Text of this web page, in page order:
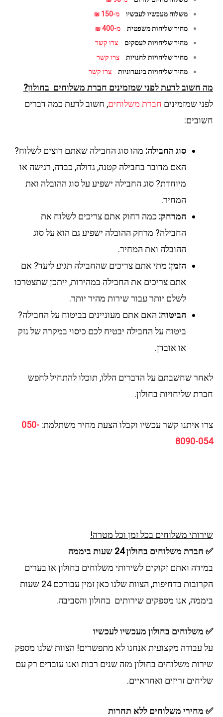
משלוח מעכשיו לעכשיו
מ-150 ₪
מחיר שליחות משפטית
מ-400 ₪
מחיר שליחויות לעסקים
צרו קשר
מחיר שליחויות לחנויות
צרו קשר
מחיר שליחויות בינערוניות
צרו קשר
חשוב לדעת לפני שמזמינים חברת משלוחים בחולון?
שמזמיניםחברת משלוחים, חשוב לדעת כמה דברים
סוג החבילה:מהו סוג החבילה שאתם רוצים לשלוח?
האם מדובר בחבילה קטנה, גדולה, כבדה, רגישה או
מיוחדת? סוג החבילה ישפיע על סוג ההובלה ואת
המחיר.
המרחק:כמה רחוק אתם צריכים לשלוח את
החבילה? מרחק ההובלה ישפיע גם הוא על סוג
ההובלה ואת המחיר.
הזמן: מתי אתם צריכים שהחבילה תגיע ליעד? אם
אתם צריכים את החבילה במהירות, ייתכן שתצטרכו
לשלם יותר עבור שירות מהיר יותר.
הביטוח:האם אתם מעוניינים בביטוח על החבילה?
ביטוח על החבילה יבטיח לכם כיסוי במקרה של נזק
או אובדן.
שחשבתם על הדברים הללו, תוכלו להתחיל לחפש
שליחויות בחולון.
איתנו קשר עכשיו וקבלו הצעת מחיר משתלמת:050-
8090-
משלוחים בכל זמן וכל מטרה!
משלוחים בחולון 24 שעות ביממה
ואתם זקוקים לשירותי משלוחים בחולון או בערים
הקרובות בדחיפות, הצוות שלנו כאן זמין עבורכם 24 שעות
אנו מספקים שירותים בחולון והסביבה.
משלוחים בחולון מעכשיו לעכשיו
עבודה מקצועית אנחנו לא מתפשרים! הצוות שלנו מספק
משלוחים בחולון מזה שנים רבות ואנו עובדים רק עם
זריזים ואחראיים.
מחירי משלוחים ללא תחרות